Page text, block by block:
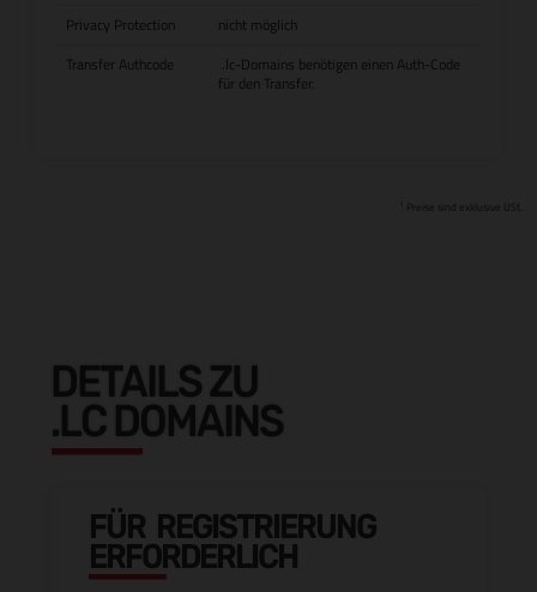
Privacy Protection
nicht möglich
Transfer Authcode
.lc-Domains benötigen einen Auth-Code
für den Transfer.
Preise sind exklusive USt.
DETAILS ZU
.LC DOMAINS
FÜR REGISTRIERUNG
ERFORDERLICH